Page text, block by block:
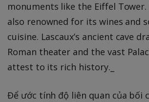
monuments like the Eiffel
also renowned for its wines and
cuisine. Lascaux’s ancient cave
Roman theater and the vast
attest to its rich history._
Để ước tính độ liên quan của bối